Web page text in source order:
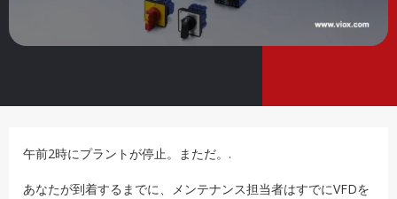
午前2時にプラントが停止。まただ。.
あなたが到着するまでに、メンテナンス担当者はすでにVFDを